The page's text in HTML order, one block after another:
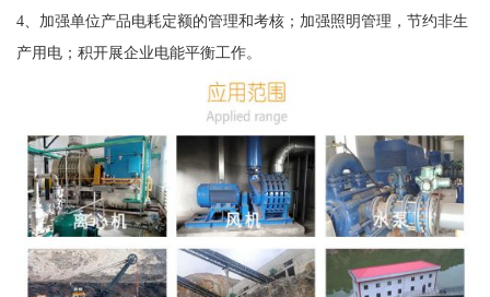
4、加强单位产品电耗定额的管理和考核；加强照明管理，节约非生
产用电；积开展企业电能平衡工作。